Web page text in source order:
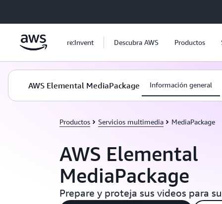
re:Invent Descubra AWS Productos
AWS Elemental MediaPackage Información general
Productos Servicios multimedia MediaPackage
AWS Elemental
MediaPackage
Prepare y proteja sus videos para